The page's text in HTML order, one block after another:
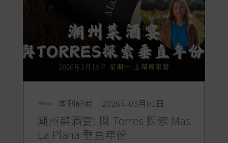
本刊記者 2026年03月01日
潮州菜酒宴: 與 Torres 探索 Mas
La Plana 垂直年份